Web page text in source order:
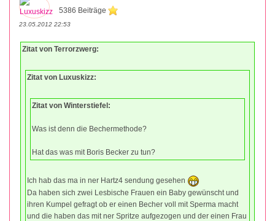
5386 Beiträge
23.05.2012 22:53
Zitat von Terrorzwerg:
Zitat von Luxuskizz:
Zitat von Winterstiefel:
Was ist denn die Bechermethode?
Hat das was mit Boris Becker zu tun?
Ich hab das ma in ner Hartz4 sendung gesehen
Da haben sich zwei Lesbische Frauen ein Baby gewünscht und
ihren Kumpel gefragt ob er einen Becher voll mit Sperma macht
und die haben das mit ner Spritze aufgezogen und der einen Frau